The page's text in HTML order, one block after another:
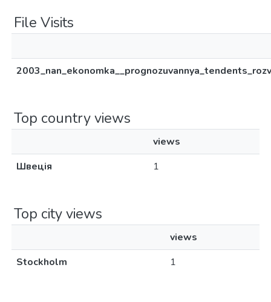
File Visits
Top country views
views
Швеція
1
Top city views
views
Stockholm
1